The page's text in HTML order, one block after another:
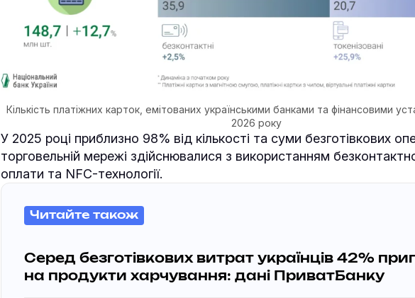
Кількість платіжних карток, емітованих українськими банками та фінансовими
2026 року
У 2025 році приблизно 98% від кількості та суми безготівкових
торговельній мережі здійснювалися з використанням
оплати та NFC-технології.
Читайте також
Серед безготівкових витрат українців 42%
на продукти харчування: дані ПриватБанку